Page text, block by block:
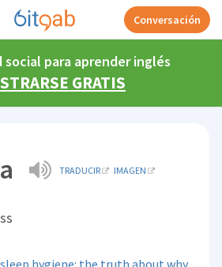
Conversación
para aprender inglés
GRATIS
TRADUCIR IMAGEN
hygiene: the truth about why